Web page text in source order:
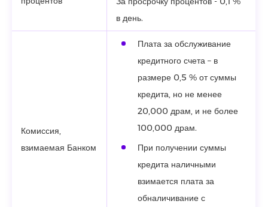
в день.
Комиссия,
взимаемая Банком
Плата за обслуживание
кредитного счета – в
размере 0,5 % от суммы
кредита, но не менее
20,000 драм, и не более
100,000 драм.
При получении суммы
кредита наличными
взимается плата за
обналичивание с